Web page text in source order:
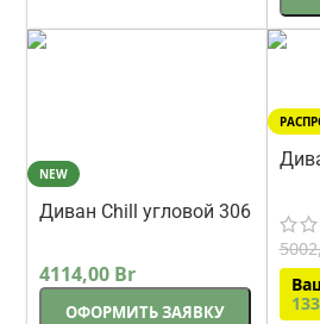
NEW
Диван Chill угловой 306
микрошенилл
4114,00 Br
ОФОРМИТЬ ЗАЯВКУ